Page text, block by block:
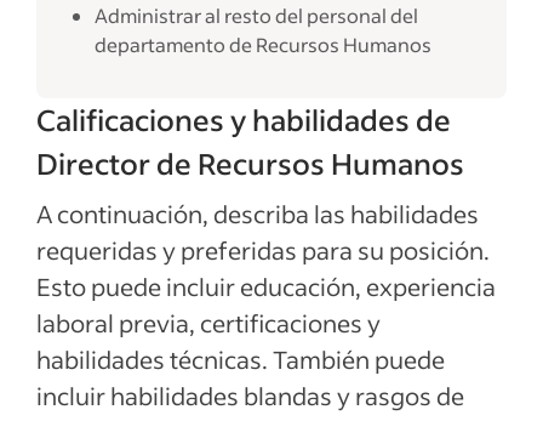
Administrar al resto del personal del
departamento de Recursos Humanos
Calificaciones y habilidades de
Director de Recursos Humanos
A continuación, describa las habilidades
requeridas y preferidas para su posición.
Esto puede incluir educación, experiencia
laboral previa, certificaciones y
habilidades técnicas. También puede
incluir habilidades blandas y rasgos de